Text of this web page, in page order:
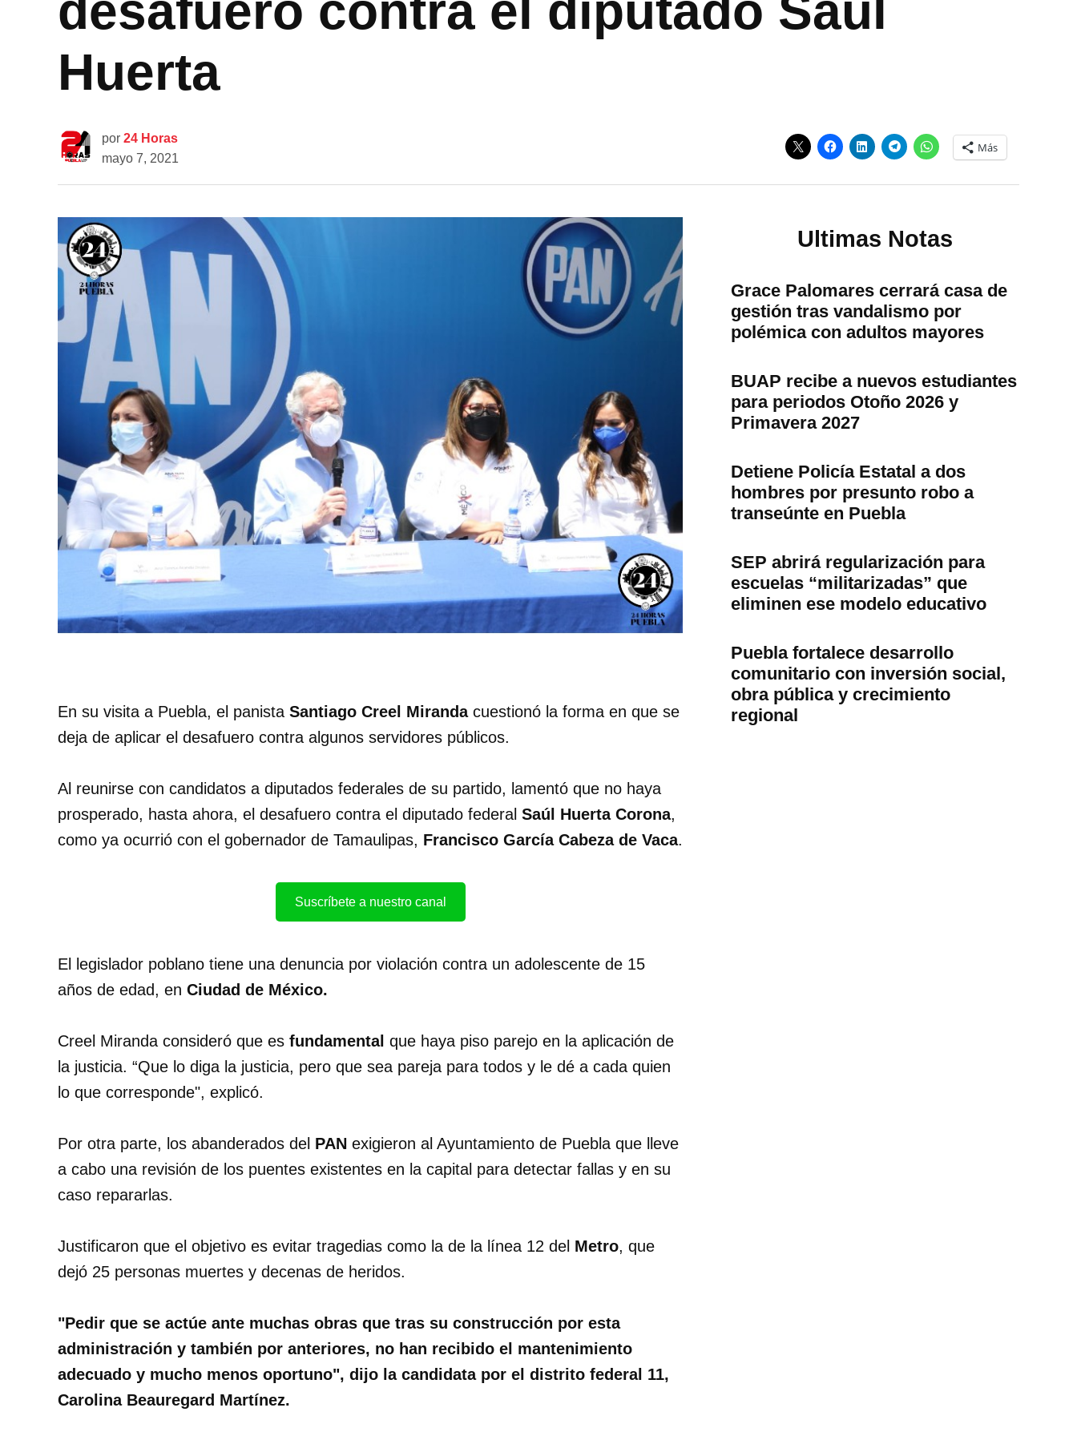
Huerta
por 24 Horas
mayo 7, 2021
Más
En su visita a Puebla, el panista Santiago Creel Mirandacuestionó la forma en que se
deja de aplicar el desafuero contra algunos servidores públicos.
Al reunirse con candidatos a diputados federales de su partido, lamentó que no haya
prosperado, hasta ahora, el desafuero contra el diputado federal Saúl Huerta Corona,
como ya ocurrió con el gobernador de Tamaulipas, Francisco García Cabeza de Vaca.
Suscríbete a nuestro canal
El legislador poblano tiene una denuncia por violación contra un adolescente de 15
años de edad, en Ciudad de México.
Creel Miranda consideró que es fundamental que haya piso parejo en la aplicación de
la justicia. “Que lo diga la justicia, pero que sea pareja para todos y le dé a cada quien
lo que corresponde", explicó.
Por otra parte, los abanderados del PAN exigieron al Ayuntamiento de Puebla que lleve
a cabo una revisión de los puentes existentes en la capital para detectar fallas y en su
caso repararlas.
Justificaron que el objetivo es evitar tragedias como la de la línea 12 del Metro, que
dejó 25 personas muertes y decenas de heridos.
"Pedir que se actúe ante muchas obras que tras su construcción por esta
administración y también por anteriores, no han recibido el mantenimiento
adecuado y mucho menos oportuno", dijo la candidata por el distrito federal 11,
Carolina Beauregard Martínez.
Ultimas Notas
Grace Palomares cerrará casa de
gestión tras vandalismo por
polémica con adultos mayores
BUAP recibe a nuevos estudiantes
para periodos Otoño 2026 y
Primavera 2027
Detiene Policía Estatal a dos
hombres por presunto robo a
transeúnte en Puebla
SEP abrirá regularización para
escuelas “militarizadas” que
eliminen ese modelo educativo
Puebla fortalece desarrollo
comunitario con inversión social,
obra pública y crecimiento
regional